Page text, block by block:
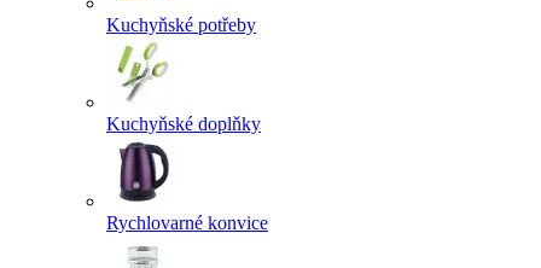
Kuchyňské potřeby
Kuchyňské doplňky
Rychlovarné konvice